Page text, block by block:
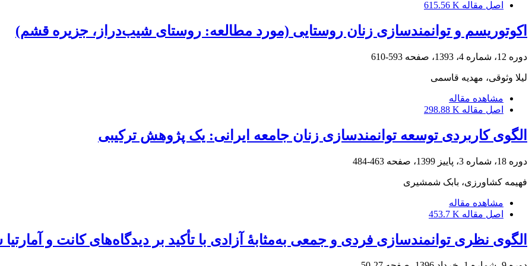
اصل مقاله 615.56 K
اکوتوریسم و توانمندسازی زنان روستایی (مورد مطالعه: روستای شیب‌دراز، جزیره قشم)
دوره 12، شماره 4، 1393، صفحه 593-610
لیلا وثوقی، مهدیه قاسمی
مشاهده مقاله
اصل مقاله 298.88 K
الگوی کاربردی توسعه توانمندسازی زنان جامعه ایرانی: یک پژوهش ترکیبی
دوره 18، شماره 3، پاییز 1399، صفحه 463-484
فهیمه کشاورزی، بابک شمشیری
مشاهده مقاله
اصل مقاله 453.7 K
الگوی نظری توانمندسازی فردی و جمعی به‌مثابۀ آزادی با تأکید بر دیدگاه‌های کانت و